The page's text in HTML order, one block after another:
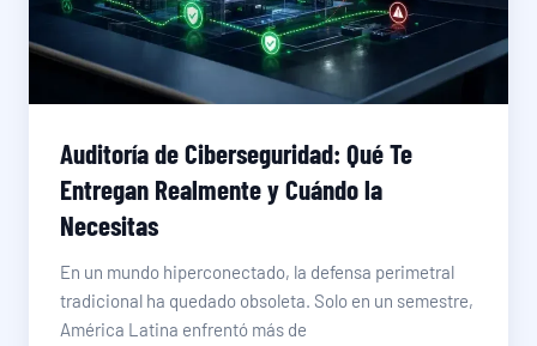
Auditoría de Ciberseguridad: Qué Te
Entregan Realmente y Cuándo la
Necesitas
En un mundo hiperconectado, la defensa perimetral
tradicional ha quedado obsoleta. Solo en un semestre,
América Latina enfrentó más de